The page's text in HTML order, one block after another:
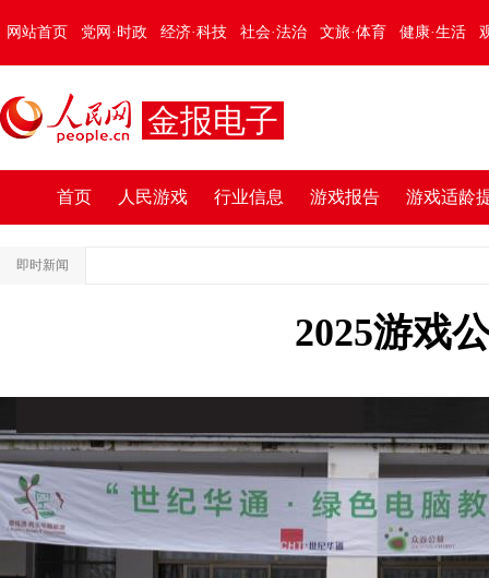
网站首页 党网·时政 经济·科技 社会·法治 文旅·体育 健康·生活
金报电子
首页 人民游戏 行业信息 游戏报告 游戏适龄
即时新闻
2025游戏